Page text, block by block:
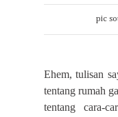
pic
Ehem, tulisan
tentang rumah
tentang cara-